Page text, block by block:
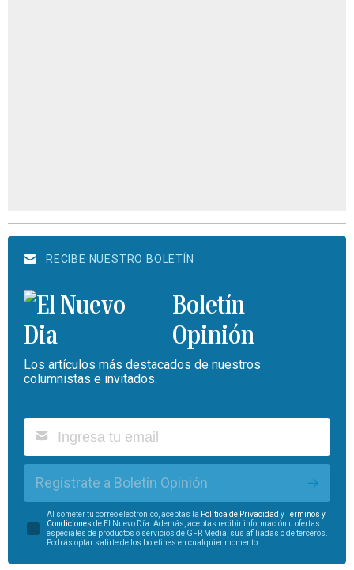
RECIBE NUESTRO BOLETÍN
Boletín
Opinión
Los artículos más destacados de nuestros
columnistas e invitados.
Regístrate a Boletín Opinión
Al someter tu correo electrónico, aceptas la Política de Privacidad yTérminos y
Condiciones de El Nuevo Día. Además, aceptas recibir información u ofertas
especiales de productos o servicios de GFR Media, sus afiliadas o de terceros.
Podrás optar salirte de los boletines en cualquier momento.